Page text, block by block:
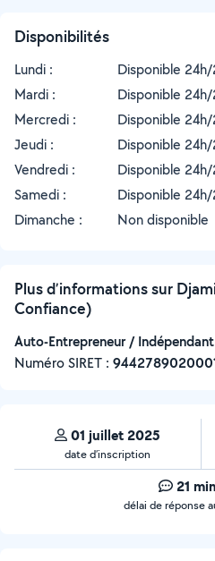
Disponibilités
Lundi :
Disponible
Mardi :
Disponible
Mercredi :
Disponible
Jeudi :
Disponible
Vendredi :
Disponible
Samedi :
Disponible
Dimanche :
Non disponible
Plus d’informations sur
Confiance)
Auto-Entrepreneur / Indépendant
Numéro SIRET :
01 juillet 2025
date d’inscription
21
délai de réponse